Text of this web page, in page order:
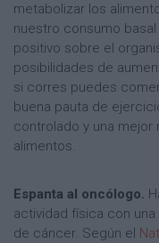
metabolizar los
nuestro consumo
positivo sobre el
posibilidades de
si corres puedes
buena pauta de
controlado y una
alimentos.
Espanta al oncólogo.
actividad física con
de cáncer. Según el